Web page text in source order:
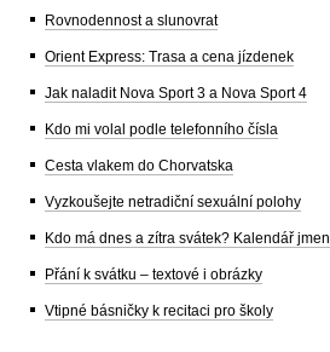
Rovnodennost a slunovrat
Orient Express: Trasa a cena jízdenek
Jak naladit Nova Sport 3 a Nova Sport 4
Kdo mi volal podle telefonního čísla
Cesta vlakem do Chorvatska
Vyzkoušejte netradiční sexuální polohy
Kdo má dnes a zítra svátek? Kalendář jmen
Přání k svátku – textové i obrázky
Vtipné básničky k recitaci pro školy